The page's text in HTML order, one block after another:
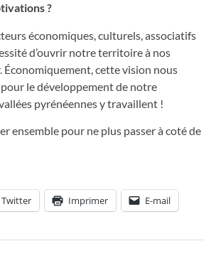
?
économiques, culturels, associatifs
d’ouvrir notre territoire à nos
Économiquement, cette vision nous
le développement de notre
pyrénéennes y travaillent !
ensemble pour ne plus passer à coté de
Twitter Imprimer E-mail